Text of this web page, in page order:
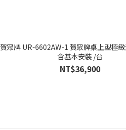
賀眾牌 UR-6602AW-1 賀眾牌桌上型極
含基本安裝 /台
NT$36,900